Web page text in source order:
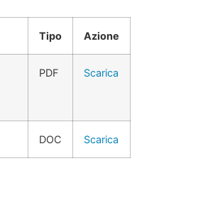
Tipo Azione
PDF Scarica
DOC Scarica